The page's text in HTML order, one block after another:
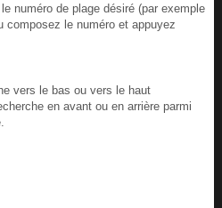
numéro de plage désiré (par exemple
composez le numéro et appuyez
vers le bas ou vers le haut
en avant ou en arrière parmi